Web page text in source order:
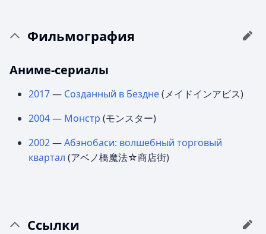
Фильмография
Аниме-сериалы
2017— Созданный в Бездне(メイドインアビス)
2004— Монстр (モンスター)
2002—Абэнобаси: волшебный торговый
квартал (アベノ橋魔法☆商店街)
Ссылки